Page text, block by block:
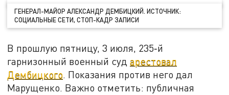
ГЕНЕРАЛ-МАЙОР АЛЕКСАНДР ДЕМБИЦКИЙ. ИСТОЧНИК:
СОЦИАЛЬНЫЕ СЕТИ, СТОП-КАДР ЗАПИСИ
В прошлую пятницу, 3 июля, 235‑й
гарнизонный военный сударестовал
Дембицкого. Показания против него дал
Марущенко. Важно отметить: публичная